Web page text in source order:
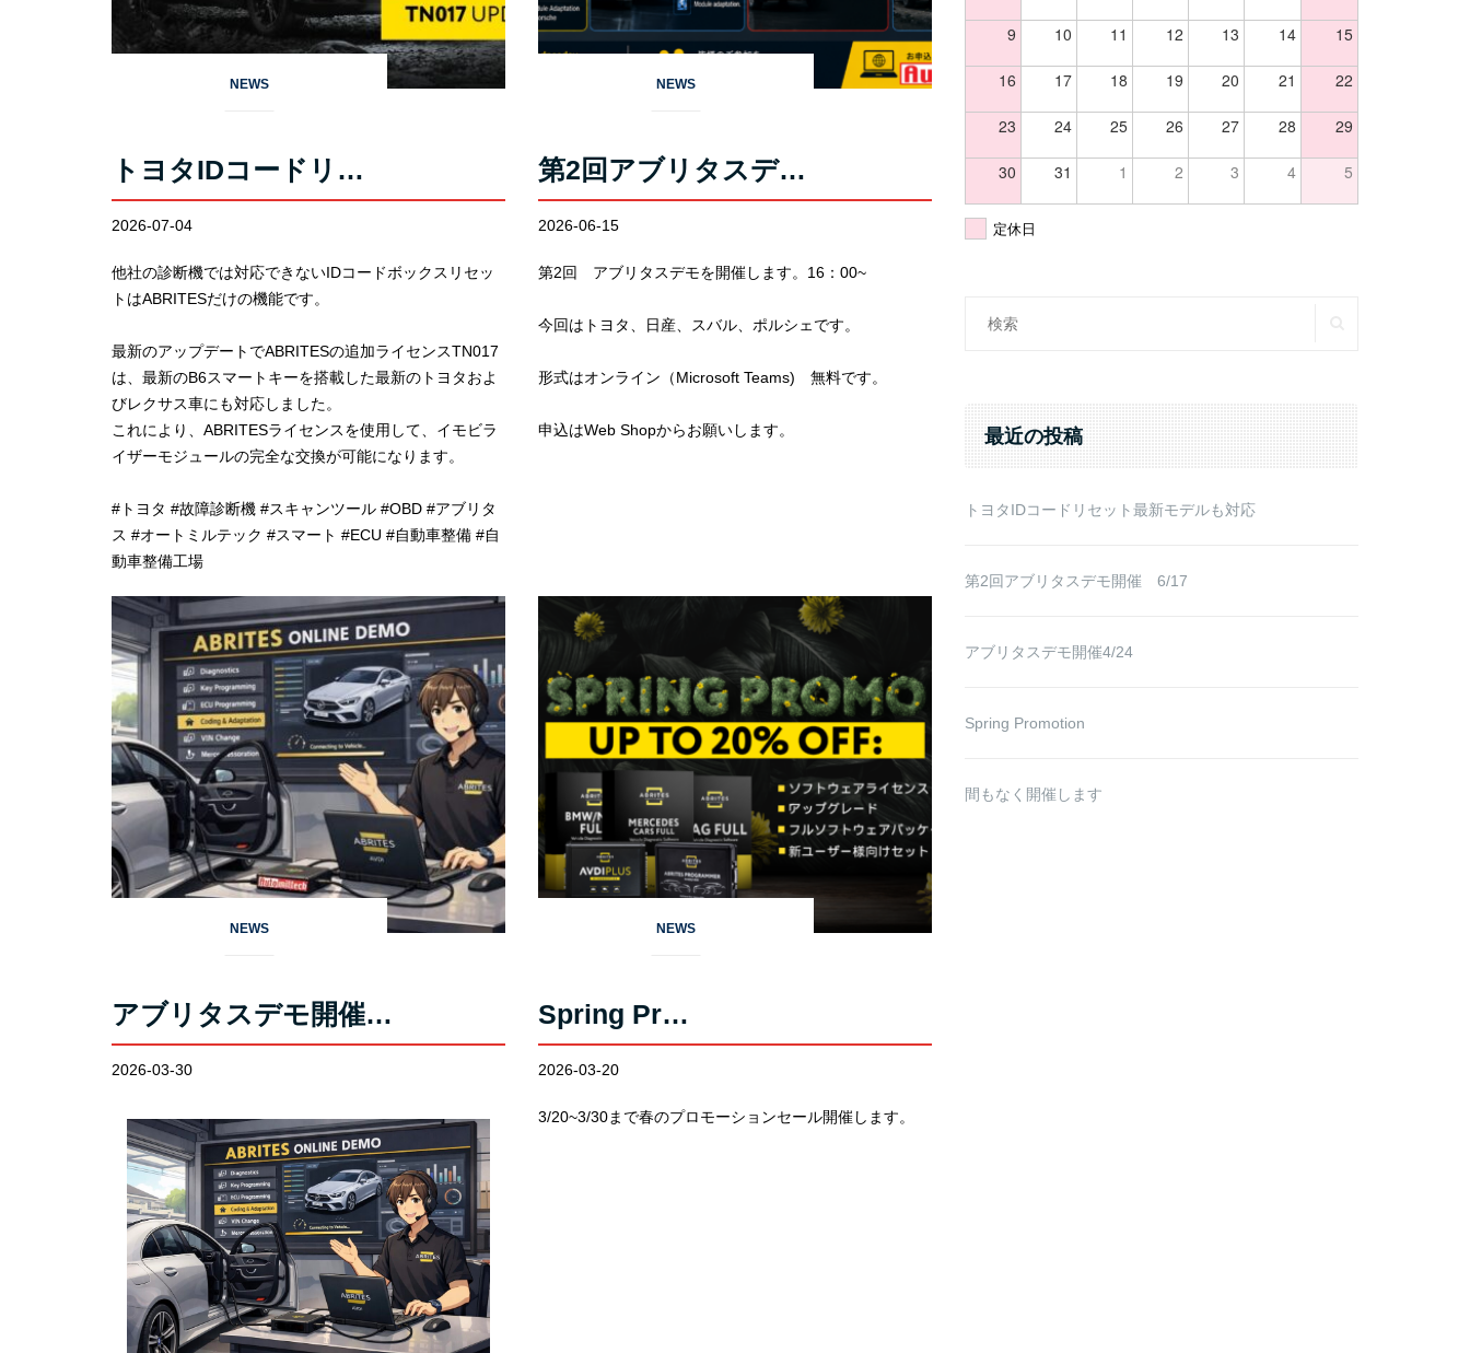
NEWS
トヨタIDコードリ…
2026-07-04
他社の診断機では対応できないIDコードボックスリセッ
トはABRITESだけの機能です。
最新のアップデートでABRITESの追加ライセンスTN017
は、最新のB6スマートキーを搭載した最新のトヨタおよ
びレクサス車にも対応しました。
これにより、ABRITESライセンスを使用して、イモビラ
イザーモジュールの完全な交換が可能になります。
#トヨタ #故障診断機 #スキャンツール #OBD #アブリタ
ス #オートミルテック #スマート #ECU #自動車整備 #自
動車整備工場
NEWS
第2回アブリタスデ…
2026-06-15
第2回 アブリタスデモを開催します。16：00~
今回はトヨタ、日産、スバル、ポルシェです。
形式はオンライン（Microsoft Teams) 無料です。
申込はWeb Shopからお願いします。
NEWS
アブリタスデモ開催…
2026-03-30
NEWS
Spring Pr…
2026-03-20
3/20~3/30まで春のプロモーションセール開催します。
9 10 11 12 13 14 15
16 17 18 19 20 21 22
23 24 25 26 27 28 29
30 31 1 2 3 4 5
定休日
Search
最近の投稿
トヨタIDコードリセット最新モデルも対応
第2回アブリタスデモ開催 6/17
アブリタスデモ開催4/24
Spring Promotion
間もなく開催します